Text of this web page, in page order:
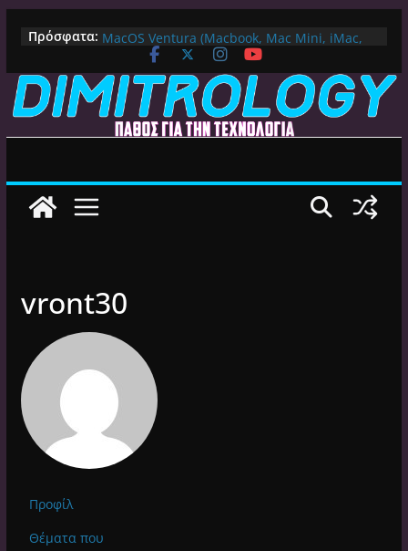
περιεχόμενο
Πρόσφατα: MacOS Ventura (Macbook, Mac Mini, iMac,
IPVanish Προσφορά: 83% Έκπτωση στο
Premium VPN – Δες γιατί αξίζει
Alive GR Kodi: Γιατί Δεν Λειτουργεί Πλέον το
Ελληνικό Add-on
και Ασύρματη Μεταφορά
Ο Καλύτερος Launcher για Android TV /
Google TV: Γρήγορος, Χωρίς Διαφημίσεις και
vront30
Προφίλ
Θέματα που